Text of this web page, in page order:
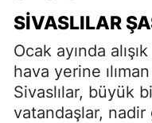
SIVASLILAR
Ocak ayında
hava yerine
Sivaslılar, büyük
vatandaşlar,